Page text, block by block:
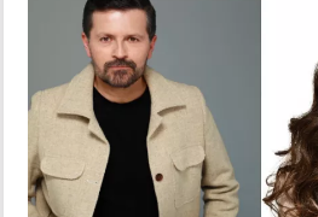
MUNDO
INSÓLITAS
MULTIMEDIA